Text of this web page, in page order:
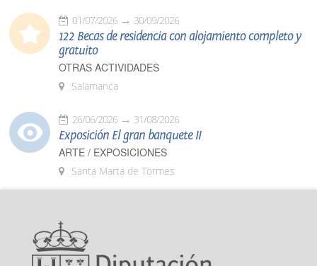
01/07/2026 30/09/2026
122 Becas de residencia con alojamiento completo y
gratuito
OTRAS ACTIVIDADES
Salamanca
26/06/2026 31/08/2026
Exposición El gran banquete II
ARTE / EXPOSICIONES
Santa Marta de Tormes